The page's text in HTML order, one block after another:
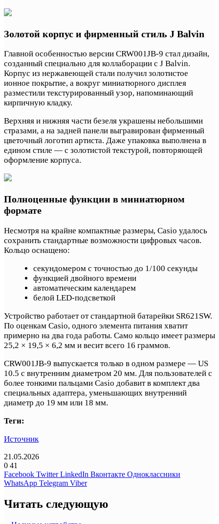
Золотой корпус и фирменный стиль J Balvin
Главной особенностью версии CRW001JB-9 стал дизайн,
созданный специально для коллаборации с J Balvin.
Корпус из нержавеющей стали получил золотистое
ионное покрытие, а вокруг миниатюрного дисплея
разместили текстурированный узор, напоминающий
кирпичную кладку.
Верхняя и нижняя части безеля украшены небольшими
стразами, а на задней панели выгравирован фирменный
цветочный логотип артиста. Даже упаковка выполнена в
едином стиле — с золотистой текстурой, повторяющей
оформление корпуса.
Полноценные функции в миниатюрном
формате
Несмотря на крайне компактные размеры, Casio удалось
сохранить стандартные возможности цифровых часов.
Кольцо оснащено:
секундомером с точностью до 1/100 секунды
функцией двойного времени
автоматическим календарем
белой LED-подсветкой
Устройство работает от стандартной батарейки SR621SW.
По оценкам Casio, одного элемента питания хватит
примерно на два года работы. Само кольцо имеет размеры
25,2 × 19,5 × 6,2 мм и весит всего 16 граммов.
CRW001JB-9 выпускается только в одном размере — US
10.5 с внутренним диаметром 20 мм. Для пользователей с
более тонкими пальцами Casio добавит в комплект два
специальных адаптера, уменьшающих внутренний
диаметр до 19 мм или 18 мм.
Теги:
Источник
21.05.2026
0 41
Facebook Twitter LinkedIn Вконтакте Одноклассники
WhatsApp Telegram Viber
Читать следующую